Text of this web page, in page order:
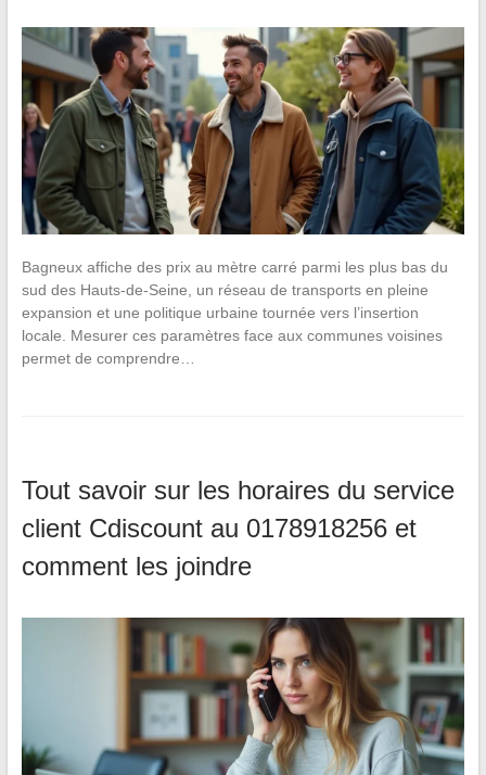
Bagneux affiche des prix au mètre carré parmi les plus bas du
sud des Hauts-de-Seine, un réseau de transports en pleine
expansion et une politique urbaine tournée vers l’insertion
locale. Mesurer ces paramètres face aux communes voisines
permet de comprendre…
Tout savoir sur les horaires du service
client Cdiscount au 0178918256 et
comment les joindre